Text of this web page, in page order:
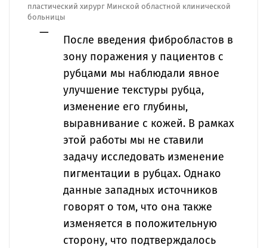
пластический хирург Минской областной клинической
больницы
После введения фибробластов в
зону поражения у пациентов с
рубцами мы наблюдали явное
улучшение текстуры рубца,
изменение его глубины,
выравнивание с кожей. В рамках
этой работы мы не ставили
задачу исследовать изменение
пигментации в рубцах. Однако
данные западных источников
говорят о том, что она также
изменяется в положительную
сторону, что подтверждалось